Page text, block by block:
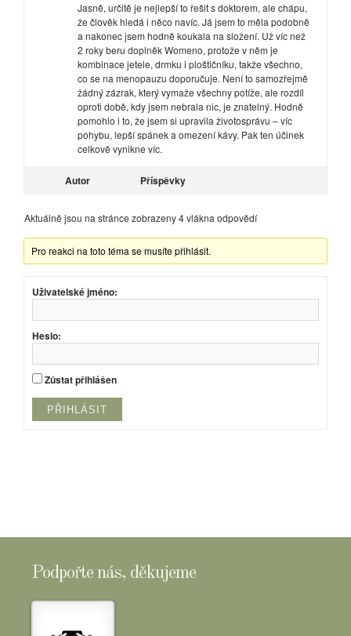
Jasně, určitě je nejlepší to řešit s doktorem, ale chápu,
že člověk hledá i něco navíc. Já jsem to měla podobně
a nakonec jsem hodně koukala na složení. Už víc než
2 roky beru doplněk Womeno, protože v něm je
kombinace jetele, drmku i ploštičníku, takže všechno,
co se na menopauzu doporučuje. Není to samozřejmě
žádný zázrak, který vymaže všechny potíže, ale rozdíl
oproti době, kdy jsem nebrala nic, je znatelný. Hodně
pomohlo i to, že jsem si upravila životosprávu – víc
pohybu, lepší spánek a omezení kávy. Pak ten účinek
celkově vynikne víc.
Autor Příspěvky
Aktuálně jsou na stránce zobrazeny 4 vlákna odpovědí
Pro reakci na toto téma se musíte přihlásit.
Uživatelské jméno:
Heslo:
Zůstat přihlášen
PŘIHLÁSIT
Podpořte nás, děkujeme